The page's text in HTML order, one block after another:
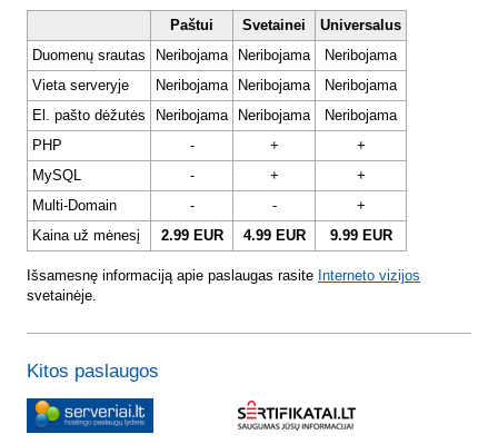
Paštui Svetainei
Universalus
Duomenų srautas
Neribojama Neribojama
Neribojama
Vieta serveryje
Neribojama Neribojama
Neribojama
El. pašto dėžutės
Neribojama Neribojama
Neribojama
PHP
- +
+
MySQL
- +
+
Multi-Domain
- -
+
Kaina už mėnesį
2.99 EUR 4.99 EUR 9.99 EUR
Išsamesnę informaciją apie paslaugas rasite Interneto vizijos
svetainėje.
Kitos paslaugos